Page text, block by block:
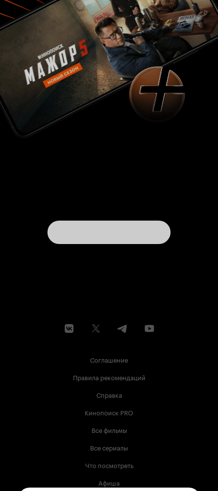
Соглашение
Правила рекомендаций
Справка
Кинопоиск PRO
Все фильмы
Все сериалы
Что посмотреть
Афиша